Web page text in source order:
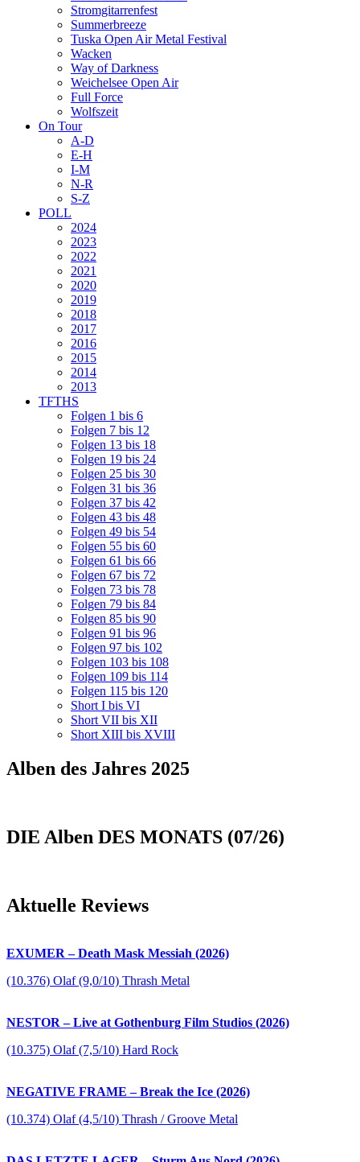
Stromgitarrenfest
Summerbreeze
Tuska Open Air Metal Festival
Wacken
Way of Darkness
Weichelsee Open Air
Full Force
Wolfszeit
On Tour
A-D
E-H
I-M
N-R
S-Z
POLL
2024
2023
2022
2021
2020
2019
2018
2017
2016
2015
2014
2013
TFTHS
Folgen 1 bis 6
Folgen 7 bis 12
Folgen 13 bis 18
Folgen 19 bis 24
Folgen 25 bis 30
Folgen 31 bis 36
Folgen 37 bis 42
Folgen 43 bis 48
Folgen 49 bis 54
Folgen 55 bis 60
Folgen 61 bis 66
Folgen 67 bis 72
Folgen 73 bis 78
Folgen 79 bis 84
Folgen 85 bis 90
Folgen 91 bis 96
Folgen 97 bis 102
Folgen 103 bis 108
Folgen 109 bis 114
Folgen 115 bis 120
Short I bis VI
Short VII bis XII
Short XIII bis XVIII
Alben des Jahres 2025
DIE Alben DES MONATS (07/26)
Aktuelle Reviews
EXUMER – Death Mask Messiah (2026)
(10.376) Olaf (9,0/10) Thrash Metal
NESTOR – Live at Gothenburg Film Studios (2026)
(10.375) Olaf (7,5/10) Hard Rock
NEGATIVE FRAME – Break the Ice (2026)
(10.374) Olaf (4,5/10) Thrash / Groove Metal